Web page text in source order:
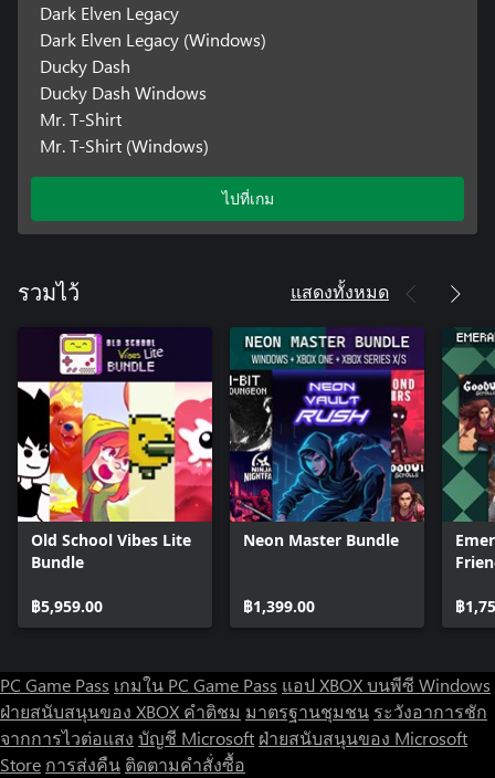
Dark Elven Legacy
Dark Elven Legacy (Windows)
Ducky Dash
Ducky Dash Windows
Mr. T-Shirt
Mr. T-Shirt (Windows)
ไปที่เกม
รวมไว้ แสดงทั้งหมด
Old School Vibes Lite
Bundle
฿5,959.00
Neon Master Bundle
฿1,399.00 ฿
PC Game Pass เกมใน PC Game Pass แอป XBOX บนพีซี Windows
ฝ่ายสนับสนุนของ XBOX คำติชม มาตรฐานชุมชน ระวังอาการชัก
จากการไวต่อแสง บัญชี Microsoft ฝ่ายสนับสนุนของ Microsoft
Store การส่งคืน ติดตามคำสั่งซื้อ